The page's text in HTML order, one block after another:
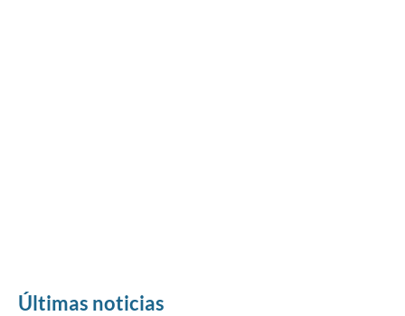
Últimas noticias